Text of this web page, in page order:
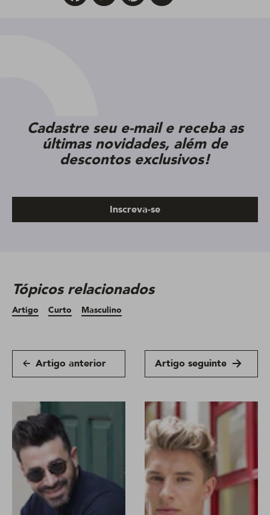
Cadastre seu e-mail e receba as
últimas novidades, além de
descontos exclusivos!
Inscreva-se
Tópicos relacionados
Artigo Curto Masculino
Artigo anterior Artigo seguinte